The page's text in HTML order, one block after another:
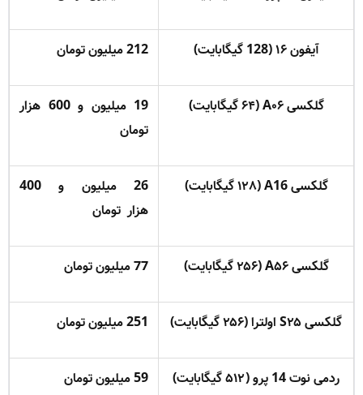
آیفون ۱۶ (128 گیگابایت) 212 میلیون تومان
گلکسی A۰۶ (۶۴ گیگابایت)
19 میلیون و 600 هزار
تومان
گلکسی A16 (۱۲۸ گیگابایت)
26 میلیون و 400
هزار تومان
گلکسی A۵۶ (۲۵۶ گیگابایت) 77 میلیون تومان
گلکسی S۲۵ اولترا (۲۵۶ گیگابایت) 251 میلیون تومان
ردمی نوت 14 پرو (۵۱۲ گیگابایت) 59 میلیون تومان